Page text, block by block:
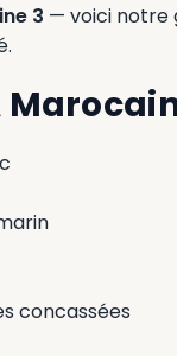
3 — voici notre
concassées